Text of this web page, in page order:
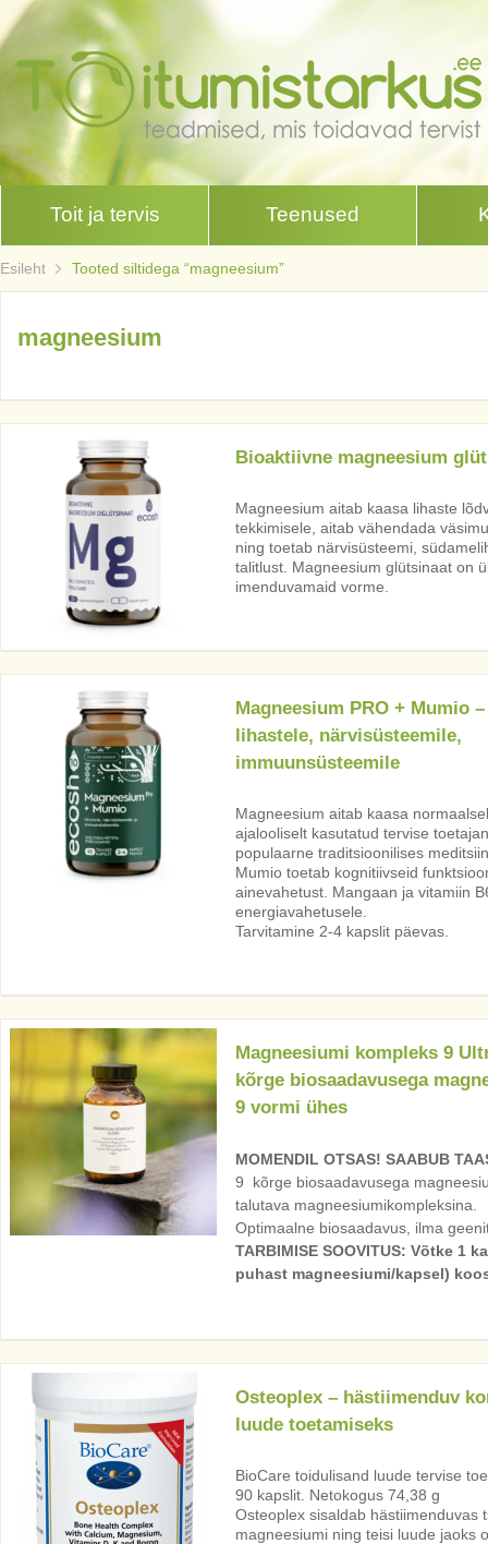
Toit ja tervis Teenused
Esileht Tooted siltidega “magneesium”
magneesium
Bioaktiivne magneesium
Magneesium aitab kaasa lihaste
tekkimisele, aitab vähendada
ning toetab närvisüsteemi,
talitlust. Magneesium glütsinaat on
imenduvamaid vorme.
Magneesium PRO + Mumio –
lihastele, närvisüsteemile,
immuunsüsteemile
Magneesium aitab kaasa
ajalooliselt kasutatud tervise
populaarne traditsioonilises
Mumio toetab kognitiivseid
ainevahetust. Mangaan ja vitamiin
energiavahetusele.
Tarvitamine 2-4 kapslit päevas.
Magneesiumi kompleks 9
kõrge biosaadavusega
9 vormi ühes
MOMENDIL OTSAS! SAABUB
9 kõrge biosaadavusega
talutava magneesiumikompleksina.
Optimaalne biosaadavus, ilma
TARBIMISE SOOVITUS: Võtke 1
puhast magneesiumi/kapsel)
Osteoplex – hästiimenduv
luude toetamiseks
BioCare toidulisand luude tervise
90 kapslit. Netokogus 74,38 g
Osteoplex sisaldab hästiimenduvas
magneesiumi ning teisi luude jaoks